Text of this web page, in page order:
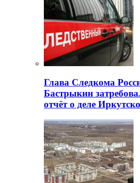
Глава Следкома
Бастрыкин
отчёт о деле